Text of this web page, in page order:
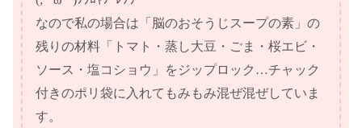
なので私の場合は「脳のおそうじスープの素」の
残りの材料「トマト・蒸し大豆・ごま・桜エビ・
ソース・塩コショウ」をジップロック…チャック
付きのポリ袋に入れてもみもみ混ぜ混ぜしていま
す。